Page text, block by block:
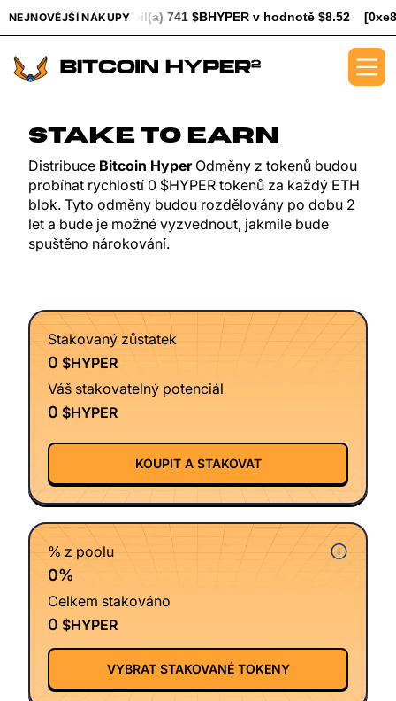
NEJNOVĚJŠÍ NÁKUPY
[0xe8Dc...2239a] koupil(a) 741 $BHYPER v hodnotě $8.52
STAKE TO EARN
Distribuce Bitcoin HyperOdměny z tokenů budou
probíhat rychlostí 0 $HYPER tokenů za každý ETH
blok. Tyto odměny budou rozdělovány po dobu 2
let a bude je možné vyzvednout, jakmile bude
spuštěno nárokování.
Stakovaný zůstatek
0 $HYPER
Váš stakovatelný potenciál
0 $HYPER
KOUPIT A STAKOVAT
% z poolu
0%
Celkem stakováno
0 $HYPER
VYBRAT STAKOVANÉ TOKENY